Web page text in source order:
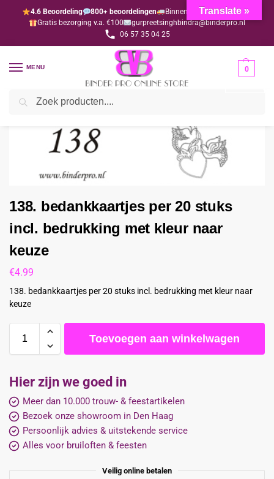
4.6 Beoordeling 800+ beoordelingen
Binnen 1-3 dagen geleverd
Gratis bezorging v.a. €100
gurpreetsinghbindra@binderpro.nl
06 57 35 04 25
MENU 0
Home Bedankjesafdeling
138. bedankkaartjes per 20 stuks
incl. bedrukking met kleur naar
keuze
€4.99
138. bedankkaartjes per 20 stuks incl. bedrukking met kleur naar
keuze
Toevoegen aan winkelwagen
Hier zijn we goed in
Meer dan 10.000 trouw- & feestartikelen
Bezoek onze showroom in Den Haag
Persoonlijk advies & uitstekende service
Alles voor bruiloften & feesten
Veilig online betalen
Translate »